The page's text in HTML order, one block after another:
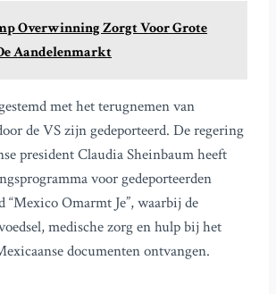
Overwinning Zorgt Voor Grote
Aandelenmarkt
met het terugnemen van
de VS zijn gedeporteerd. De regering
president Claudia Sheinbaum heeft
voor gedeporteerden
“Mexico Omarmt Je”, waarbij de
medische zorg en hulp bij het
documenten ontvangen.